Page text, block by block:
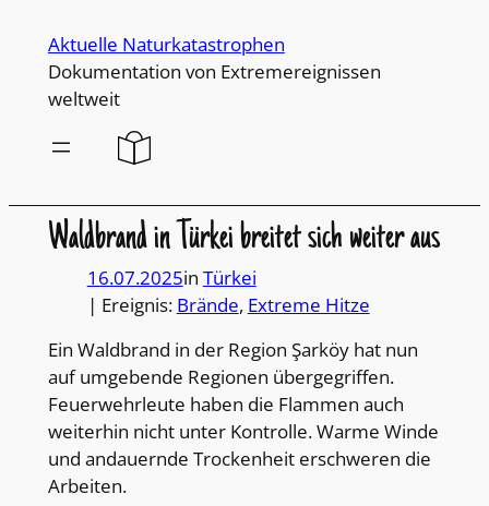
Inhalt
wechseln
Aktuelle Naturkatastrophen
Dokumentation von Extremereignissen
weltweit
Waldbrand in Türkei breitet sich weiter aus
16.07.2025in Türkei
| Ereignis: Brände, Extreme Hitze
Ein Waldbrand in der Region Şarköy hat nun
auf umgebende Regionen übergegriffen.
Feuerwehrleute haben die Flammen auch
weiterhin nicht unter Kontrolle. Warme Winde
und andauernde Trockenheit erschweren die
Arbeiten.